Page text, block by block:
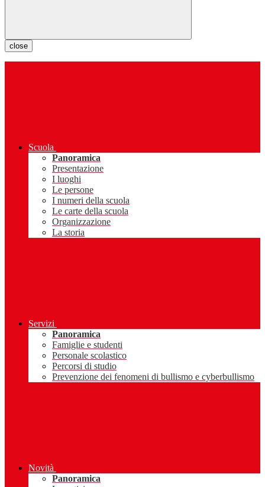
close
Scuola
Panoramica
Presentazione
I luoghi
Le persone
I numeri della scuola
Le carte della scuola
Organizzazione
La storia
Servizi
Panoramica
Famiglie e studenti
Personale scolastico
Percorsi di studio
Prevenzione dei fenomeni di bullismo e cyberbullismo
Novità
Panoramica